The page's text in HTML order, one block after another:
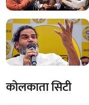
कोलकाता सिटी